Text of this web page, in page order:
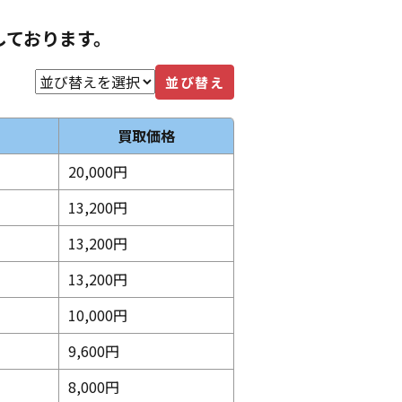
おります。
並び替え
買取価格
20,000円
13,200円
13,200円
13,200円
10,000円
9,600円
8,000円